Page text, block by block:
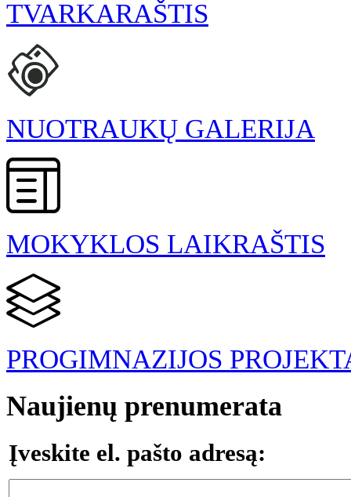
TVARKARAŠTIS
NUOTRAUKŲ GALERIJA
MOKYKLOS LAIKRAŠTIS
PROGIMNAZIJOS
Naujienų prenumerata
Įveskite el. pašto adresą: